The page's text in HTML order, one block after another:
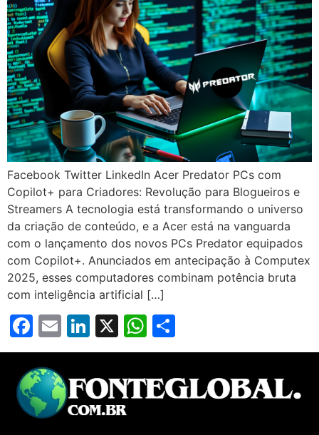
Facebook Twitter LinkedIn Acer Predator PCs com
Copilot+ para Criadores: Revolução para Blogueiros e
Streamers A tecnologia está transformando o universo
da criação de conteúdo, e a Acer está na vanguarda
com o lançamento dos novos PCs Predator equipados
com Copilot+. Anunciados em antecipação à Computex
2025, esses computadores combinam potência bruta
com inteligência artificial […]
Facebook
EmailLinkedIn
X WhatsApp